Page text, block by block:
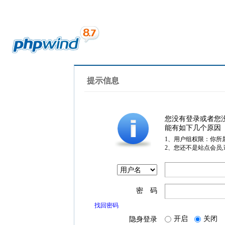
提示信息
您没有登录或者您
能有如下几个原因
1、用户组权限：你所
2、您还不是站点会员
密 码
找回密码
隐身登录 开启 关闭